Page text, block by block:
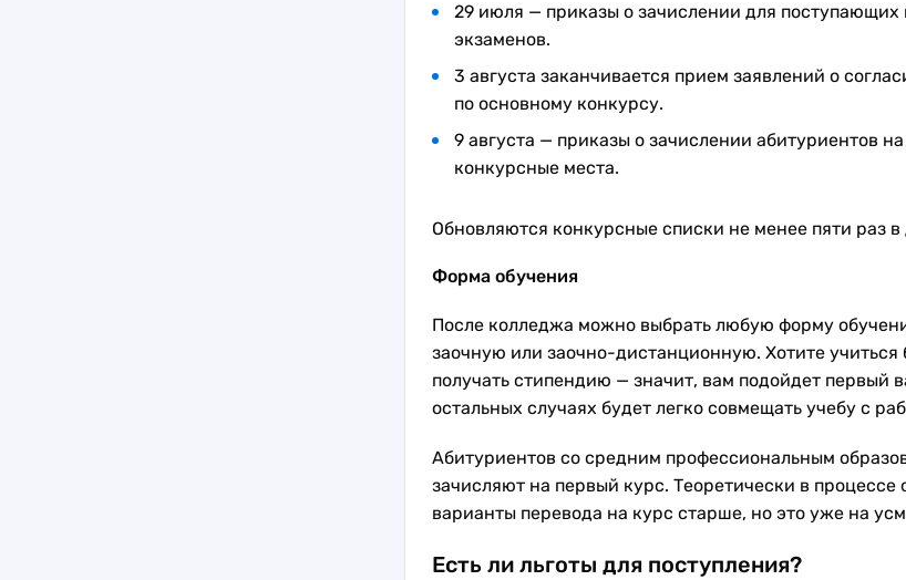
29 июля — приказы о зачислении для поступающих
экзаменов.
3 августа заканчивается прием заявлений о
по основному конкурсу.
9 августа — приказы о зачислении абитуриентов
конкурсные места.
Обновляются конкурсные списки не менее пяти раз в
Форма обучения
После колледжа можно выбрать любую форму
заочную или заочно-дистанционную. Хотите учиться
получать стипендию — значит, вам подойдет первый
остальных случаях будет легко совмещать учебу с
Абитуриентов со средним профессиональным
зачисляют на первый курс. Теоретически в процессе
варианты перевода на курс старше, но это уже на
Есть ли льготы для поступления?